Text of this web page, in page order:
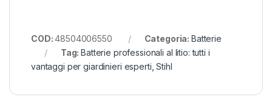
COD:48504006550 Categoria: Batterie
Tag:Batterie professionali al litio: tutti i
vantaggi per giardinieri esperti ,Stihl